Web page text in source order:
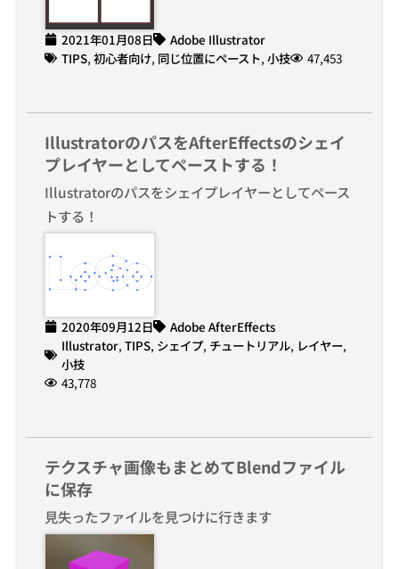
2021年01月08日
Adobe Illustrator
TIPS, 初心者向け, 同じ位置にペースト, 小技 47,453
IllustratorのパスをAfterEffectsのシェイ
プレイヤーとしてペーストする！
Illustratorのパスをシェイプレイヤーとしてペース
トする！
2020年09月12日
Adobe AfterEffects
Illustrator, TIPS, シェイプ, チュートリアル, レイヤー,
小技
43,778
テクスチャ画像もまとめてBlendファイル
に保存
見失ったファイルを見つけに行きます